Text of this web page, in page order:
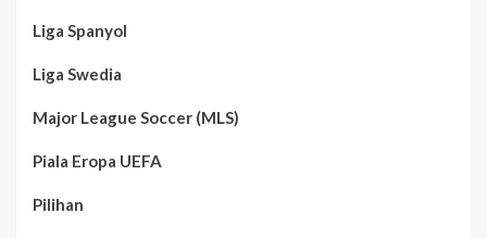
Liga Spanyol
Liga Swedia
Major League Soccer (MLS)
Piala Eropa UEFA
Pilihan